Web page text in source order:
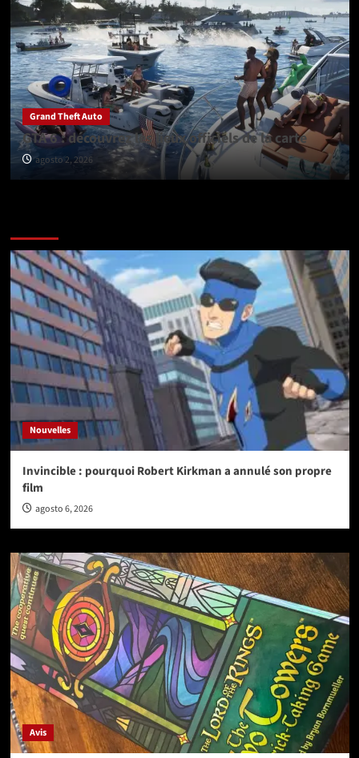
Grand Theft Auto
GTA 6 : découvrez les lieux officiels de la carte
agosto 2, 2026
Nouvelles
Invincible : pourquoi Robert Kirkman a annulé son propre
film
agosto 6, 2026
Avis